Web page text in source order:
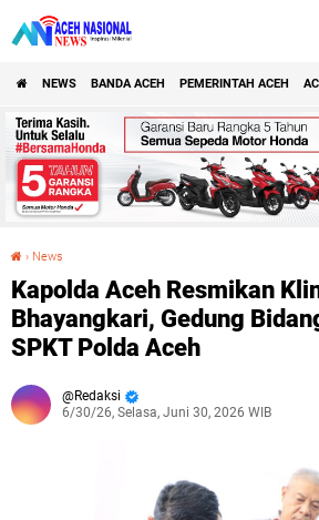
NEWS BANDA ACEH PEMERINTAH ACEH
› News
Kapolda Aceh Resmikan
Bhayangkari, Gedung
SPKT Polda Aceh
Redaksi
6/30/26, Selasa, Juni 30, 2026 WIB